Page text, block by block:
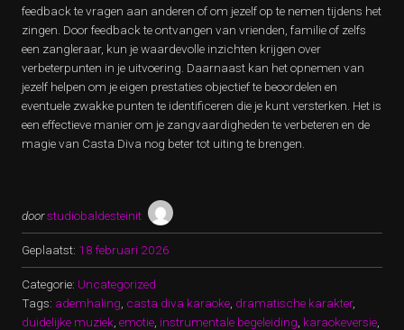
feedback te vragen aan anderen of om jezelf op te nemen tijdens het
zingen. Door feedback te ontvangen van vrienden, familie of zelfs
een zangleraar, kun je waardevolle inzichten krijgen over
verbeterpunten in je uitvoering. Daarnaast kan het opnemen van
jezelf helpen om je eigen prestaties objectief te beoordelen en
eventuele zwakke punten te identificeren die je kunt versterken. Het is
een effectieve manier om je zangvaardigheden te verbeteren en de
magie van Casta Diva nog beter tot uiting te brengen.
doorstudiobaldesteinit
Geplaatst: 18 februari 2026
Categorie: Uncategorized
Tags: ademhaling casta diva karaoke dramatische karakter,
duidelijke muziek emotie instrumentale begeleiding karaokeversie